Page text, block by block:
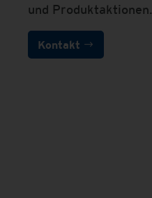
und Produktaktionen.
Kontakt